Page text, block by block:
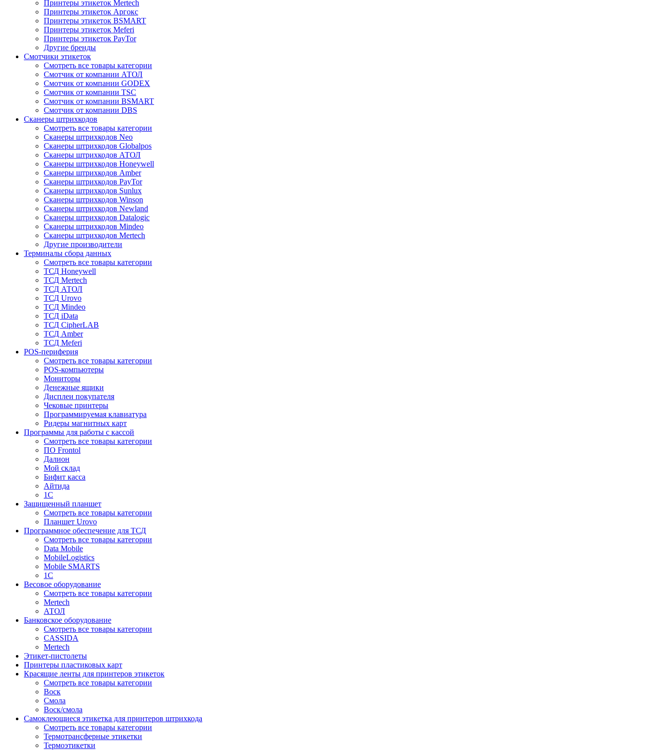
Принтеры этикеток Mertech
Принтеры этикеток Аргокс
Принтеры этикеток BSMART
Принтеры этикеток Meferi
Принтеры этикеток PayTor
Другие бренды
Смотчики этикеток
Смотреть все товары категории
Смотчик от компании АТОЛ
Смотчик от компании GODEX
Смотчик от компании TSC
Смотчик от компании BSMART
Смотчик от компании DBS
Сканеры штрихкодов
Смотреть все товары категории
Сканеры штрихкодов Neo
Сканеры штрихкодов Globalpos
Сканеры штрихкодов АТОЛ
Сканеры штрихкодов Honeywell
Сканеры штрихкодов Amber
Сканеры штрихкодов PayTor
Сканеры штрихкодов Sunlux
Сканеры штрихкодов Winson
Сканеры штрихкодов Newland
Сканеры штрихкодов Datalogic
Сканеры штрихкодов Mindeo
Сканеры штрихкодов Mertech
Другие производители
Терминалы сбора данных
Смотреть все товары категории
ТСД Honeywell
ТСД Mertech
ТСД АТОЛ
ТСД Urovo
ТСД Mindeo
ТСД iData
ТСД CipherLAB
ТСД Amber
ТСД Meferi
POS-периферия
Смотреть все товары категории
POS-компьютеры
Мониторы
Денежные ящики
Дисплеи покупателя
Чековые принтеры
Программируемая клавиатура
Ридеры магнитных карт
Программы для работы с кассой
Смотреть все товары категории
ПО Frontol
Далион
Мой склад
Бифит касса
Айтида
1С
Защищенный планшет
Смотреть все товары категории
Планшет Urovo
Программное обеспечение для ТСД
Смотреть все товары категории
Data Mobile
MobileLogistics
Mobile SMARTS
1С
Весовое оборудование
Смотреть все товары категории
Mertech
АТОЛ
Банковское оборудование
Смотреть все товары категории
CASSIDA
Mertech
Этикет-пистолеты
Принтеры пластиковых карт
Красящие ленты для принтеров этикеток
Смотреть все товары категории
Воск
Смола
Воск/смола
Самоклеющиеся этикетка для принтеров штрихкода
Смотреть все товары категории
Термотрансферные этикетки
Термоэтикетки